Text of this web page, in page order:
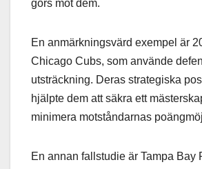
görs mot dem.
En anmärkningsvärd exempel är
Chicago Cubs, som använde
utsträckning. Deras strategiska
hjälpte dem att säkra ett
minimera motståndarnas
En annan fallstudie är Tampa Bay